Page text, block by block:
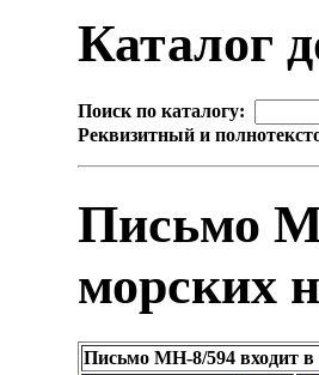
Каталог
Поиск по каталогу:
Реквизитный и
Письмо
морских
Письмо МН-8/594 входит